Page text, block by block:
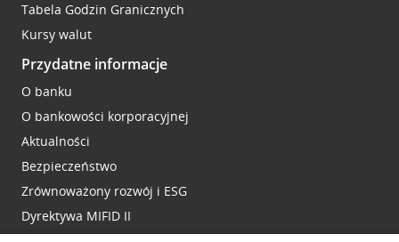
Tabela Godzin Granicznych
Kursy walut
Przydatne informacje
O banku
O bankowości korporacyjnej
Aktualności
Bezpieczeństwo
Zrównoważony rozwój i ESG
Dyrektywa MIFID II